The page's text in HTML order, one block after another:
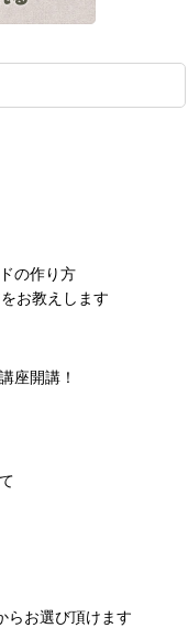
の作り方
お教えします
座開講！
らお選び頂けます